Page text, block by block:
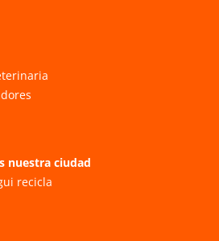
nuestra ciudad
recicla